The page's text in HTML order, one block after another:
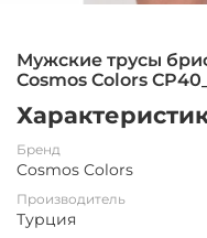
Мужские трусы
Cosmos Colors
Бренд
Cosmos Colors
Производитель
Турция